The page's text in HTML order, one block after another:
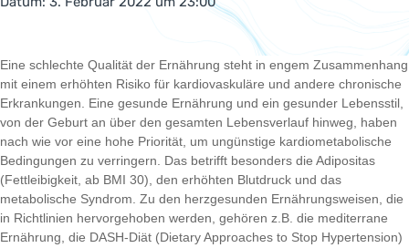
Eine schlechte Qualität der Ernährung steht in engem Zusammenhang
mit einem erhöhten Risiko für kardiovaskuläre und andere chronische
Erkrankungen. Eine gesunde Ernährung und ein gesunder Lebensstil,
von der Geburt an über den gesamten Lebensverlauf hinweg, haben
nach wie vor eine hohe Priorität, um ungünstige kardiometabolische
Bedingungen zu verringern. Das betrifft besonders die Adipositas
(Fettleibigkeit, ab BMI 30), den erhöhten Blutdruck und das
metabolische Syndrom. Zu den herzgesunden Ernährungsweisen, die
in Richtlinien hervorgehoben werden, gehören z.B. die mediterrane
Ernährung, die DASH-Diät (Dietary Approaches to Stop Hypertension)